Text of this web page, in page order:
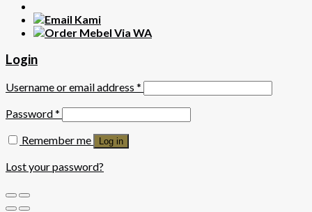
Login
Username or email address *
Password*
Remember me
Log in
Lost your password?